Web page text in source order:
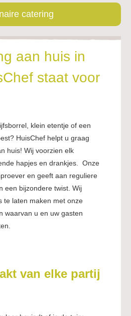
catering
aan huis in
staat voor
klein etentje of een
HuisChef helpt u graag
huis! Wij voorzien elk
hapjes en drankjes. Onze
en geeft aan reguliere
een bijzondere twist. Wij
te laten maken met onze
waarvan u en uw gasten
van elke partij